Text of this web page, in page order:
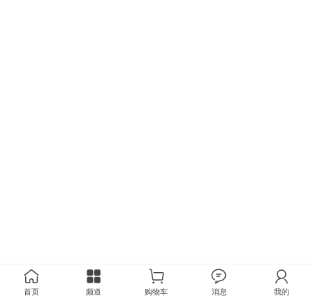
首页 频道 购物车 消息 我的